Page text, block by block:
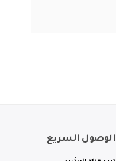
الوصول السريع